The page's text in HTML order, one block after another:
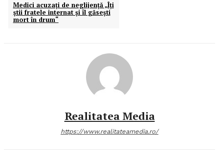
Medici acuzaţi de neglijenţă „Îţi
ştii fratele internat şi îl găseşti
mort în drum“
Realitatea Media
https://www.realitateamedia.ro/